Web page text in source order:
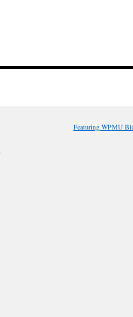
Featuring WPMU